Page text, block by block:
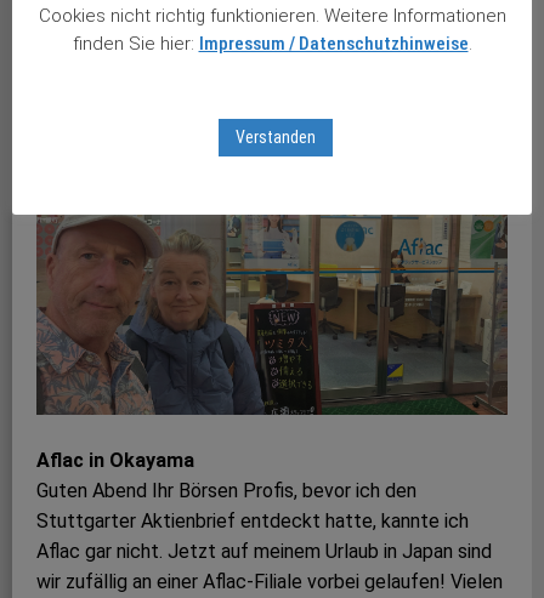
Aktuelle Leserzuschriften:
Aflac in Okayama
Guten Abend Ihr Börsen Profis, bevor ich den
Stuttgarter Aktienbrief entdeckt hatte, kannte ich
Aflac gar nicht. Jetzt auf meinem Urlaub in Japan sind
wir zufällig an einer Aflac-Filiale vorbei gelaufen! Vielen
Cookies nicht richtig funktionieren. Weitere Informationen
finden Sie hier: Impressum / Datenschutzhinweise
Verstanden